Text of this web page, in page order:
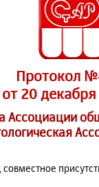
Протокол
от 20 декабря
Ассоциации
совместное